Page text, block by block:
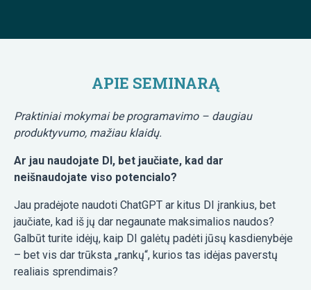
APIE SEMINARĄ
Praktiniai mokymai be programavimo – daugiau
produktyvumo, mažiau klaidų.
Ar jau naudojate DI, bet jaučiate, kad dar
neišnaudojate viso potencialo?
Jau pradėjote naudoti ChatGPT ar kitus DI įrankius, bet
jaučiate, kad iš jų dar negaunate maksimalios naudos?
Galbūt turite idėjų, kaip DI galėtų padėti jūsų kasdienybėje
– bet vis dar trūksta „rankų“, kurios tas idėjas paverstų
realiais sprendimais?